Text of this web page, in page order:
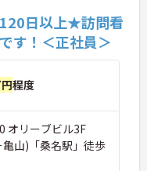
理責任者
ップアッ
企業であ
ながらマ
だけま
という就
度がしっ
り替えを
ご活躍い
120日以上★訪問看
す！＜正社員＞
程度
オリーブビル3F
山)「桑名駅」徒歩